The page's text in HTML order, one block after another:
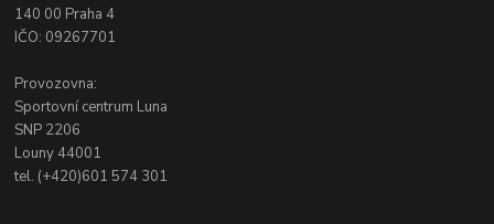
140 00 Praha 4
IČO: 09267701
Provozovna:
Sportovní centrum Luna
SNP 2206
Louny 44001
tel. (+420)601 574 301